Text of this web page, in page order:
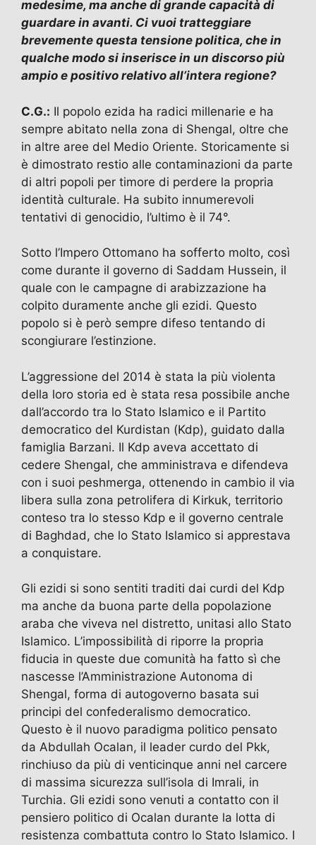
medesime, ma anche di grande capacità di
guardare in avanti. Ci vuoi tratteggiare
brevemente questa tensione politica, che in
qualche modo si inserisce in un discorso più
ampio e positivo relativo all’intera regione?
C.G.: Il popolo ezida ha radici millenarie e ha
sempre abitato nella zona di Shengal, oltre che
in altre aree del Medio Oriente. Storicamente si
è dimostrato restio alle contaminazioni da parte
di altri popoli per timore di perdere la propria
identità culturale. Ha subito innumerevoli
tentativi di genocidio, l’ultimo è il 74°.
Sotto l’Impero Ottomano ha sofferto molto, così
come durante il governo di Saddam Hussein, il
quale con le campagne di arabizzazione ha
colpito duramente anche gli ezidi. Questo
popolo si è però sempre difeso tentando di
scongiurare l’estinzione.
L’aggressione del 2014 è stata la più violenta
della loro storia ed è stata resa possibile anche
dall’accordo tra lo Stato Islamico e il Partito
democratico del Kurdistan (Kdp), guidato dalla
famiglia Barzani. Il Kdp aveva accettato di
cedere Shengal, che amministrava e difendeva
con i suoi peshmerga, ottenendo in cambio il via
libera sulla zona petrolifera di Kirkuk, territorio
conteso tra lo stesso Kdp e il governo centrale
di Baghdad, che lo Stato Islamico si apprestava
a conquistare.
Gli ezidi si sono sentiti traditi dai curdi del Kdp
ma anche da buona parte della popolazione
araba che viveva nel distretto, unitasi allo Stato
Islamico. L’impossibilità di riporre la propria
fiducia in queste due comunità ha fatto sì che
nascesse l’Amministrazione Autonoma di
Shengal, forma di autogoverno basata sui
principi del confederalismo democratico.
Questo è il nuovo paradigma politico pensato
da Abdullah Ocalan, il leader curdo del Pkk,
rinchiuso da più di venticinque anni nel carcere
di massima sicurezza sull’isola di Imrali, in
Turchia. Gli ezidi sono venuti a contatto con il
pensiero politico di Ocalan durante la lotta di
resistenza combattuta contro lo Stato Islamico. I